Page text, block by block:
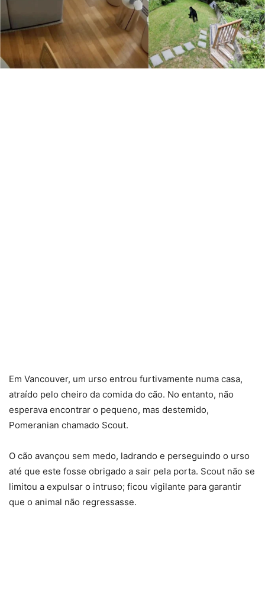
Em Vancouver, um urso entrou furtivamente numa casa,
atraído pelo cheiro da comida do cão. No entanto, não
esperava encontrar o pequeno, mas destemido,
Pomeranian chamado Scout.
O cão avançou sem medo, ladrando e perseguindo o urso
até que este fosse obrigado a sair pela porta. Scout não se
limitou a expulsar o intruso; ficou vigilante para garantir
que o animal não regressasse.